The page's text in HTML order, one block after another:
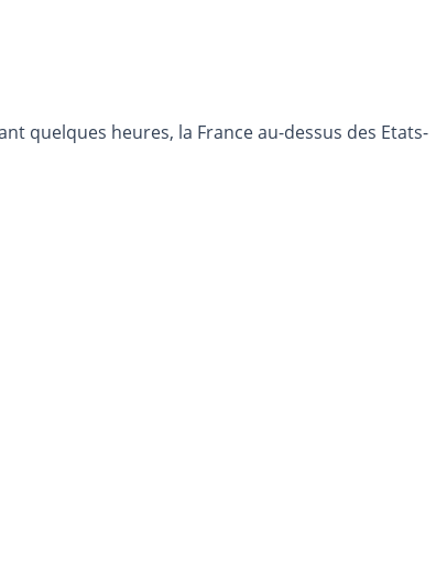
quelques heures, la France au-dessus des Etats-